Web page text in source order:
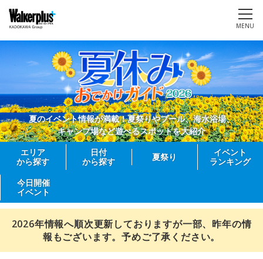
MENU
夏のイベント情報が満載！夏祭りやプール、海水浴場、
キャンプ場など遊べるスポットを大紹介
エリア
から探す
日付
から探す
夏祭り
イベント
ランキング
今日開催
イベント
2026年情報へ順次更新しておりますが一部、昨年の情
報もございます。予めご了承ください。